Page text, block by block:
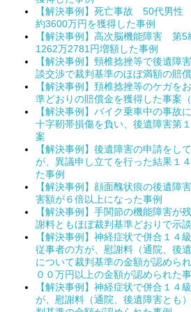
【解決事例】死亡事故 50代男性
約3600万円を獲得した事例
【解決事例】高次脳機能障害
1262万2781円増額した事例
【解決事例】頸椎捻挫等で後遺障
談交渉で裁判基準のほぼ満額の賠
【解決事例】頚椎捻挫等のケガを
準どおりの賠償金を獲得した事案（
【解決事例】バイク乗車中の事故
十字靭帯損傷を負い、後遺障害第
案
【解決事例】後遺障害の申請をし
が、異議申し立てを行った結果１
た事例
【解決事例】顔面醜状痕の後遺障
害額が６倍以上になった事例
【解決事例】手関節の機能障害が
謝料ともほぼ裁判基準どおりで示
【解決事例】神経症状で併合１４
従事者の方が、慰謝料（通院、後
について裁判基準の金額が認めら
００万円以上の金額が認められた
【解決事例】神経症状で併合１４
が、慰謝料（通院、後遺障害とも